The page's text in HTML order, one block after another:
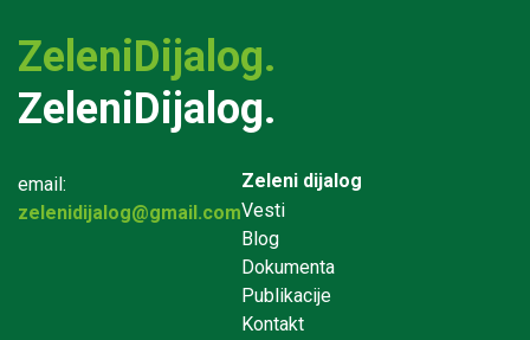
ZeleniDijalog.
ZeleniDijalog.
email:
zelenidijalog@gmail.com
Zeleni dijalog
Vesti
Blog
Dokumenta
Publikacije
Kontakt